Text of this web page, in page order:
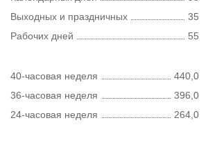
Выходных и праздничных
35
Рабочих дней
55
40-часовая неделя
440,0
36-часовая неделя
396,0
24-часовая неделя
264,0